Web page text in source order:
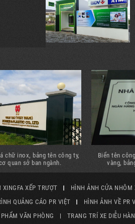
chữ inox, bảng tên công ty,
quan sở ban ngành.
Biển tên
vàng,
XẾP TRƯỢT
HÌNH ẢNH CỬA NHÔM
QUẢNG CÁO PR VIỆT
HÌNH ẢNH VỀ PR
VĂN PHÒNG TRANG TRÍ XE DIỄU